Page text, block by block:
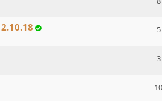
5
3
10